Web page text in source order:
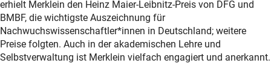
erhielt Merklein den Heinz Maier-Leibnitz-Preis von DFG und
BMBF, die wichtigste Auszeichnung für
Nachwuchswissenschaftler*innen in Deutschland; weitere
Preise folgten. Auch in der akademischen Lehre und
Selbstverwaltung ist Merklein vielfach engagiert und anerkannt.